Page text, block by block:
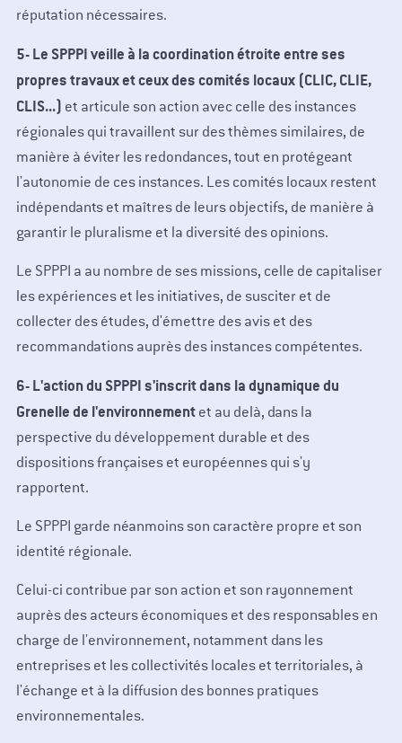
réputation nécessaires.
5- Le SPPPI veille à la coordination étroite entre ses
propres travaux et ceux des comités locaux (CLIC, CLIE,
CLIS...) et articule son action avec celle des instances
régionales qui travaillent sur des thèmes similaires, de
manière à éviter les redondances, tout en protégeant
l'autonomie de ces instances. Les comités locaux restent
indépendants et maîtres de leurs objectifs, de manière à
garantir le pluralisme et la diversité des opinions.
Le SPPPI a au nombre de ses missions, celle de capitaliser
les expériences et les initiatives, de susciter et de
collecter des études, d'émettre des avis et des
recommandations auprès des instances compétentes.
6- L'action du SPPPI s'inscrit dans la dynamique du
Grenelle de l'environnementet au delà, dans la
perspective du développement durable et des
dispositions françaises et européennes qui s'y
rapportent.
Le SPPPI garde néanmoins son caractère propre et son
identité régionale.
Celui-ci contribue par son action et son rayonnement
auprès des acteurs économiques et des responsables en
charge de l'environnement, notamment dans les
entreprises et les collectivités locales et territoriales, à
l'échange et à la diffusion des bonnes pratiques
environnementales.